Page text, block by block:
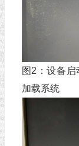
图2：设备
加载系统